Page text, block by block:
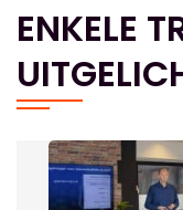
ENKELE